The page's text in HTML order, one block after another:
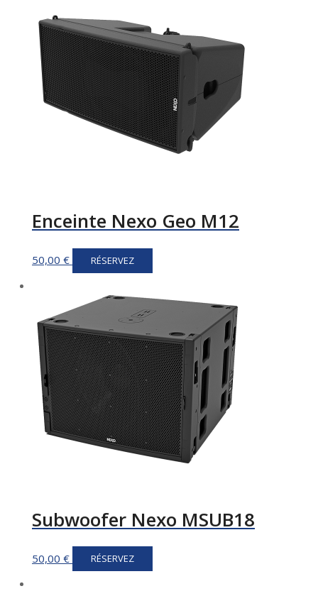
Enceinte Nexo Geo M12
50,00 € RÉSERVEZ
Subwoofer Nexo MSUB18
50,00 € RÉSERVEZ